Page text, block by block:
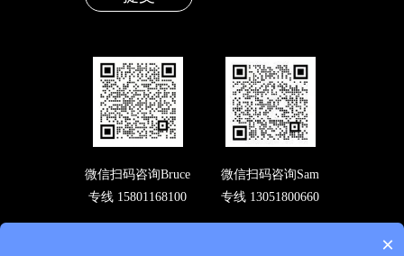
微信扫码咨询Bruce
专线 15801168100
微信扫码咨询Sam
专线 13051800660
×